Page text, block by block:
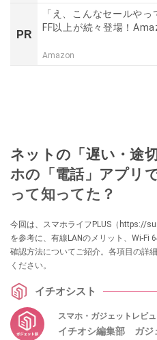
PR
「え、こんなセールや
FF以上が続々登場！
Amazon
ネットの「遅い・途
ホの「電話」アプリ
って知ってた？
今回は、スマホライフPLUS（https://
を参考に、有線LANのメリット、Wi-Fi
確認方法についてご紹介。各項目の詳
ください。
イチオシスト
スマホ・ガジェットレビ
イチオシ編集部 ガジ